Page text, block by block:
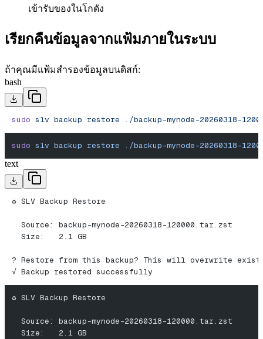
เข้ารับของในโกดัง
เรียกคืนข้อมูลจากแฟ้มภายในระบบ
ถ้าคุณมีแฟ้มสํารองข้อมูลบนดิสก์:
bash
sudo slv backup restore ./backup-mynode-20260318-
sudo slv backup restore ./backup-mynode-20260318-
text
♻️ SLV Backup Restore
  Source: backup-mynode-20260318-120000.tar.zst
  Size:   2.1 GB
? Restore from this backup? This will overwrite
√ Backup restored successfully
♻️ SLV Backup Restore
  Source: backup-mynode-20260318-120000.tar.zst
  Size:   2.1 GB